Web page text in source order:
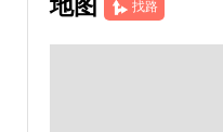
地图 找路